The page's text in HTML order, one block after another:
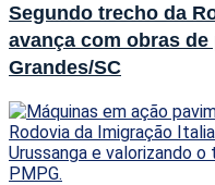
Segundo trecho da
avança com obras
Grandes/SC